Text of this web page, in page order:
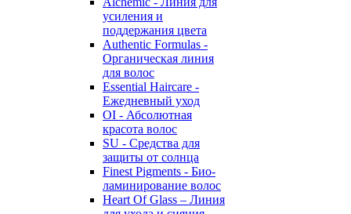
усиления и
поддержания цвета
Authentic Formulas -
Органическая линия
для волос
Essential Haircare -
Eжедневный уход
OI - Абсолютная
красота волос
SU - Средства для
защиты от солнца
Finest Pigments - Био-
ламинирование волос
Heart Of Glass – Линия